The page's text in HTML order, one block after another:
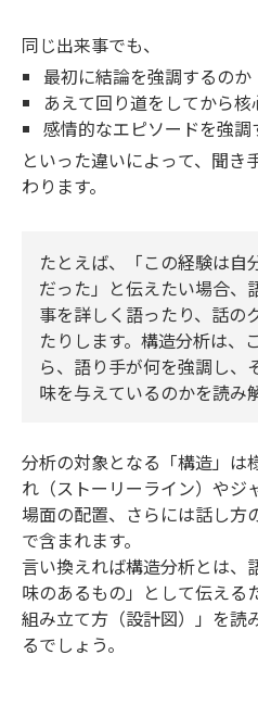
同じ出来事でも、
最初に結論を強調するのか
あえて回り道をしてから
感情的なエピソードを強調
といった違いによって、聞き
わります。
たとえば、「この経験は自
だった」と伝えたい場合、
事を詳しく語ったり、話の
たりします。構造分析は、
ら、語り手が何を強調し、
味を与えているのかを読み
分析の対象となる「構造」は
れ（ストーリーライン）やジ
場面の配置、さらには話し方
で含まれます。
言い換えれば構造分析とは、
味のあるもの」として伝える
組み立て方（設計図）」を読
るでしょう。